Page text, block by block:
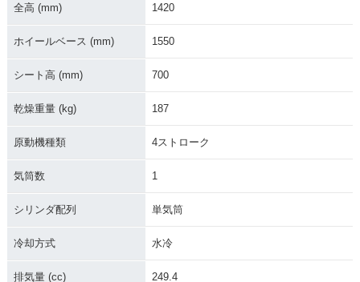
全高 (mm) 1420
ホイールベース (mm) 1550
シート高 (mm) 700
乾燥重量 (kg) 187
原動機種類 4ストローク
気筒数 1
シリンダ配列 単気筒
冷却方式 水冷
排気量 (cc) 249.4